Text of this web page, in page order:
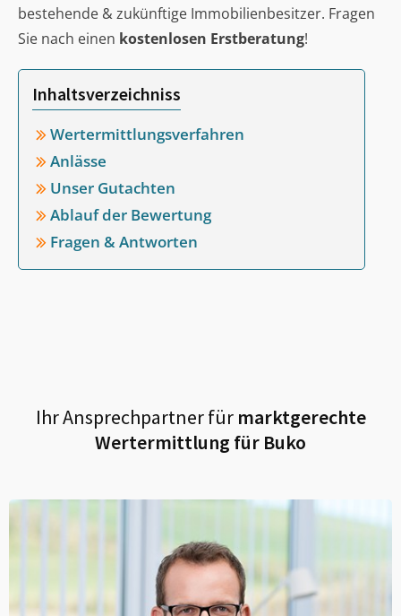
bestehende & zukünftige Immobilienbesitzer. Fragen
Sie nach einen kostenlosen Erstberatung!
Inhaltsverzeichniss
Wertermittlungsverfahren
Anlässe
Unser Gutachten
Ablauf der Bewertung
Fragen & Antworten
Ihr Ansprechpartner fürmarktgerechte
Wertermittlung für Buko